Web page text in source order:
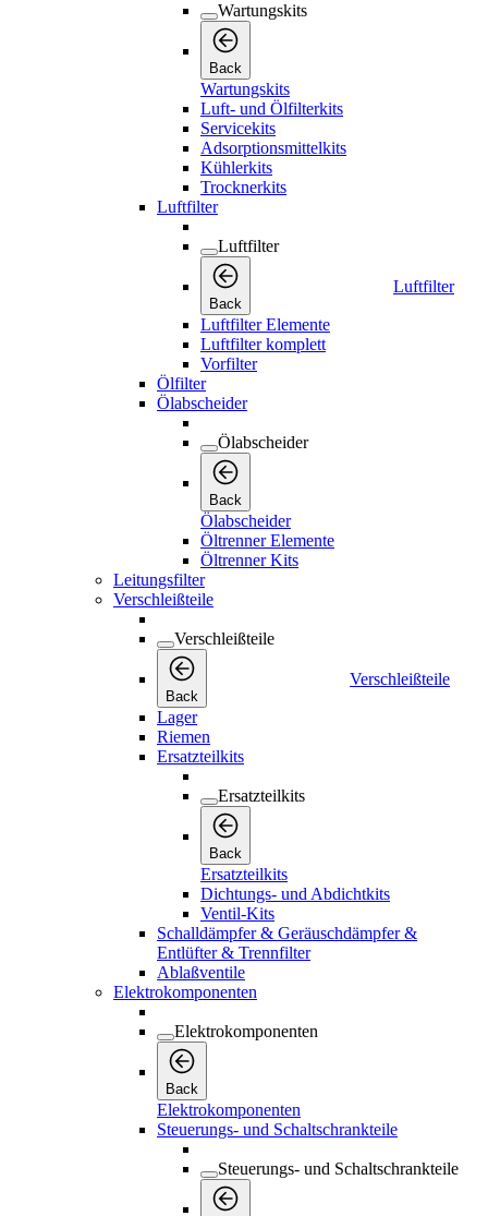
Wartungskits
Back
Wartungskits
Luft- und Ölfilterkits
Servicekits
Adsorptionsmittelkits
Kühlerkits
Trocknerkits
Luftfilter
Luftfilter
Back
Luftfilter
Luftfilter Elemente
Luftfilter komplett
Vorfilter
Ölfilter
Ölabscheider
Ölabscheider
Back
Ölabscheider
Öltrenner Elemente
Öltrenner Kits
Leitungsfilter
Verschleißteile
Verschleißteile
Back
Verschleißteile
Lager
Riemen
Ersatzteilkits
Ersatzteilkits
Back
Ersatzteilkits
Dichtungs- und Abdichtkits
Ventil-Kits
Schalldämpfer & Geräuschdämpfer &
Entlüfter & Trennfilter
Ablaßventile
Elektrokomponenten
Elektrokomponenten
Back
Elektrokomponenten
Steuerungs- und Schaltschrankteile
Steuerungs- und Schaltschrankteile